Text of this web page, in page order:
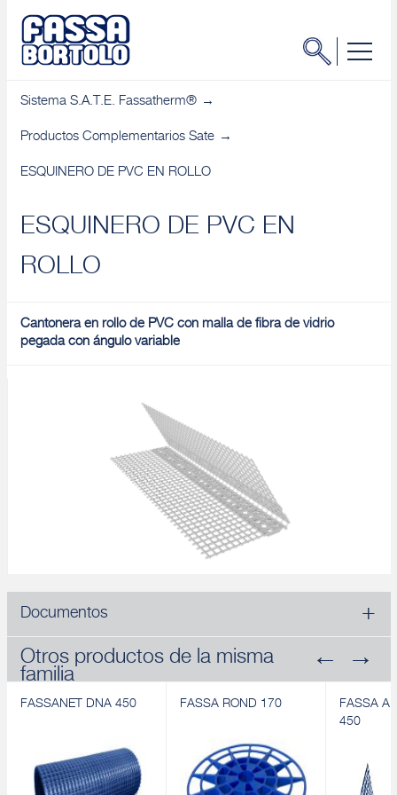
Sistema S.A.T.E. Fassatherm®
Productos Complementarios Sate
ESQUINERO DE PVC EN ROLLO
ESQUINERO DE PVC EN
ROLLO
Cantonera en rollo de PVC con malla de fibra de vidrio
pegada con ángulo variable
Documentos
Otros productos de la misma
familia
FASSANET DNA 450 FASSA ROND 170
FASSA
450